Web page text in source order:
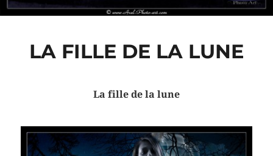
LA FILLE DE LA LUNE
La fille de la lune